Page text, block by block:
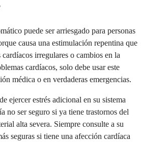
puede ser arriesgado para personas
causa una estimulación repentina que
irregulares o cambios en la
cardíacos, solo debe usar este
médica o en verdaderas emergencias.
ejercer estrés adicional en su sistema
no ser seguro si ya tiene trastornos del
alta severa. Siempre consulte a su
seguras si tiene una afección cardíaca